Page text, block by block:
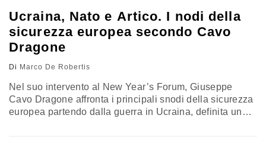
Ucraina, Nato e Artico. I nodi della
sicurezza europea secondo Cavo
Dragone
Di Marco De Robertis
Nel suo intervento al New Year’s Forum, Giuseppe
Cavo Dragone affronta i principali snodi della sicurezza
europea partendo dalla guerra in Ucraina, definita un